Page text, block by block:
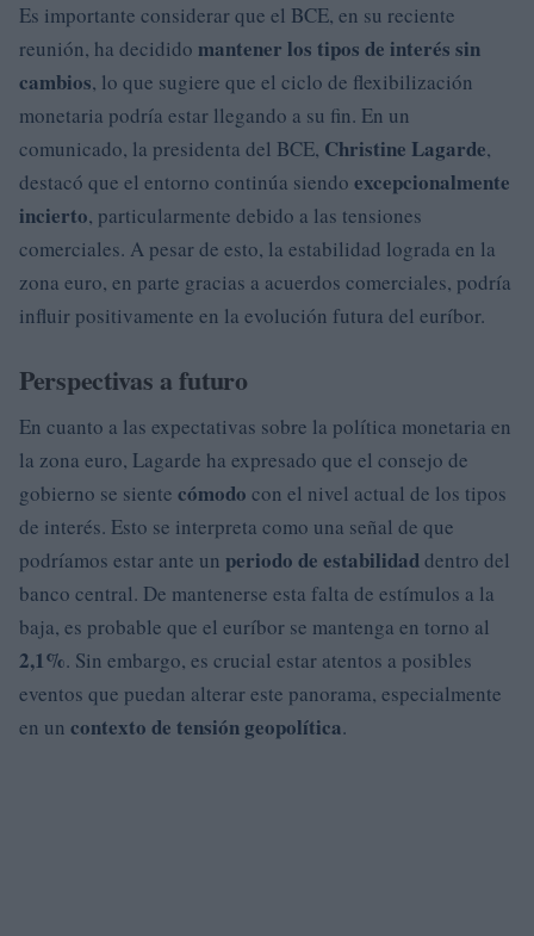
Es importante considerar que el BCE, en su reciente
reunión, ha decidido mantener los tipos de interés sin
cambios, lo que sugiere que el ciclo de flexibilización
monetaria podría estar llegando a su fin. En un
comunicado, la presidenta del BCE, Christine Lagarde,
destacó que el entorno continúa siendo excepcionalmente
incierto, particularmente debido a las tensiones
comerciales. A pesar de esto, la estabilidad lograda en la
zona euro, en parte gracias a acuerdos comerciales, podría
influir positivamente en la evolución futura del euríbor.
Perspectivas a futuro
En cuanto a las expectativas sobre la política monetaria en
la zona euro, Lagarde ha expresado que el consejo de
gobierno se siente cómodo con el nivel actual de los tipos
de interés. Esto se interpreta como una señal de que
podríamos estar ante un periodo de estabilidaddentro del
banco central. De mantenerse esta falta de estímulos a la
baja, es probable que el euríbor se mantenga en torno al
2,1%. Sin embargo, es crucial estar atentos a posibles
eventos que puedan alterar este panorama, especialmente
en un contexto de tensión geopolítica.